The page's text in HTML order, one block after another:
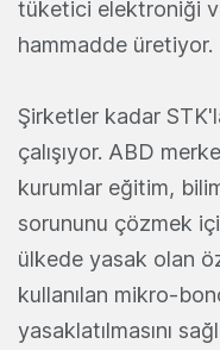
tüketici elektroniği
hammadde üretiyor.
Şirketler kadar
çalışıyor. ABD
kurumlar eğitim,
sorununu çözmek
ülkede yasak olan
kullanılan mikro-
yasaklatılmasını